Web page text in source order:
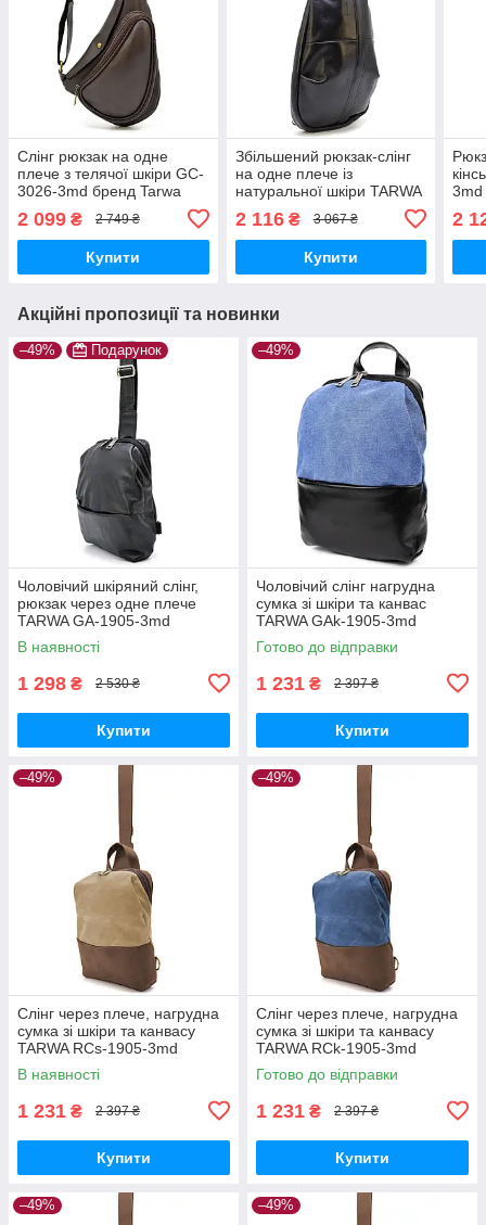
Слінг рюкзак на одне
плече з телячої шкіри GC-
3026-3md бренд Tarwa
2 099 ₴ 2 749 ₴
Купити
Збільшений рюкзак-слінг
на одне плече із
натуральної шкіри TARWA
2 116₴ 3 067 ₴
Купити
3md
2
Акційні пропозиції та новинки
–49% Подарунок
Чоловічий шкіряний слінг,
рюкзак через одне плече
TARWA GA-1905-3md
В наявності
1 298 ₴ 2 530 ₴
Купити
–49%
Чоловічий слінг нагрудна
сумка зі шкіри та канвас
TARWA GAk-1905-3md
Готово до відправки
1 231 ₴ 2 397 ₴
Купити
–49%
Слінг через плече, нагрудна
сумка зі шкіри та канвасу
TARWA RCs-1905-3md
В наявності
1 231 ₴ 2 397 ₴
Купити
–49%
Слінг через плече, нагрудна
сумка зі шкіри та канвасу
TARWA RCk-1905-3md
Готово до відправки
1 231 ₴ 2 397 ₴
Купити
–49% –49%